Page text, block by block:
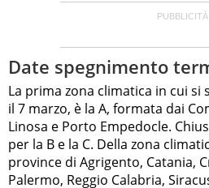
Date spegnimento
La prima zona climatica in cui
il 7 marzo, è la A, formata dai
Linosa e Porto Empedocle.
per la B e la C. Della zona
province di Agrigento, Catania,
Palermo, Reggio Calabria,